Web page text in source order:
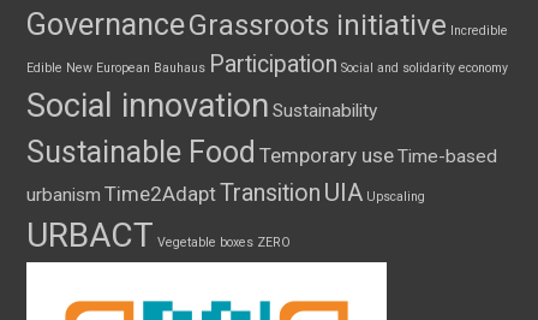
GovernanceGrassroots initiative Incredible
Edible New European Bauhaus Participation Social and solidarity economy
Social innovation Sustainability
Sustainable Food Temporary useTime-based
urbanism Time2AdaptTransition UIA Upscaling
URBACT Vegetable boxes ZERO